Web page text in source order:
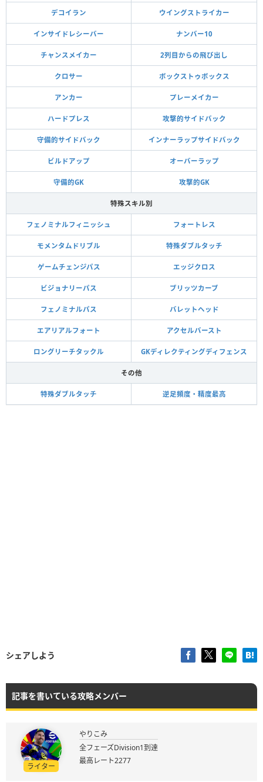
デコイラン ウイングストライカー
インサイドレシーバー ナンバー10
チャンスメイカー 2列目からの飛び出し
クロサー ボックストゥボックス
アンカー プレーメイカー
ハードプレス 攻撃的サイドバック
守備的サイドバック インナーラップサイドバック
ビルドアップ オーバーラップ
守備的GK 攻撃的GK
特殊スキル別
フェノミナルフィニッシュ フォートレス
モメンタムドリブル 特殊ダブルタッチ
ゲームチェンジパス エッジクロス
ビジョナリーパス ブリッツカーブ
フェノミナルパス バレットヘッド
エアリアルフォート アクセルバースト
ロングリーチタックル GKディレクティングディフェンス
その他
特殊ダブルタッチ 逆足頻度・精度最高
シェアしよう
記事を書いている攻略メンバー
ライター
やりこみ
全フェーズDivision1到達
最高レート2277